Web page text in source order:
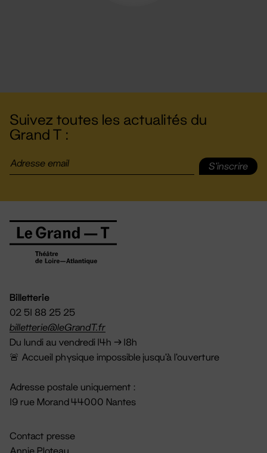
Suivez toutes les actualités du
Grand T :
S'inscrire
Billetterie
02 51 88 25 25
billetterie@leGrandT.fr
Du lundi au vendredi 14h → 18h
🚨 Accueil physique impossible jusqu'à l'ouverture
Adresse postale uniquement :
19 rue Morand 44000 Nantes
Contact presse
Annie Ploteau